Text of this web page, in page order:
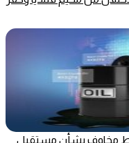
مخاوف بشأن مستقبل